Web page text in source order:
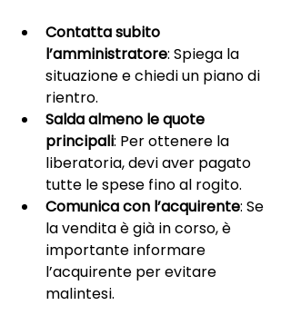
Contatta subito
l’amministratore: Spiega la
situazione e chiedi un piano di
rientro.
Salda almeno le quote
principali: Per ottenere la
liberatoria, devi aver pagato
tutte le spese fino al rogito.
Comunica con l’acquirente: Se
la vendita è già in corso, è
importante informare
l’acquirente per evitare
malintesi.